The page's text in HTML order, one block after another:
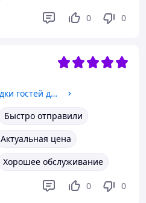
0 0
Именные карточки рассадки гостей для столов с золотым сердечком и именами
Быстро отправили
Актуальная цена
Хорошее обслуживание
0 0